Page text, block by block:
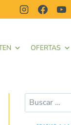
OFERTAS